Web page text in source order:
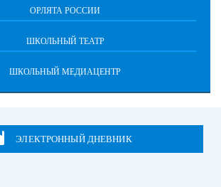
ОРЛЯТА РОССИИ
ШКОЛЬНЫЙ ТЕАТР
ШКОЛЬНЫЙ МЕДИАЦЕНТР
ЭЛЕКТРОННЫЙ ДНЕВНИК